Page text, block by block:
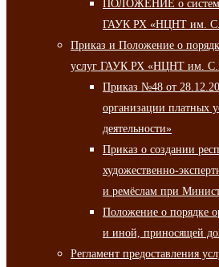
ПОЛОЖЕНИЕ о системе
ГАУК РХ «НЦНТ им.
Приказ и Положение о
услуг ГАУК РХ «НЦНТ им.
Приказ №48 от
организации платных
деятельности»
Приказ о создании
художественно-
и ремёслам при
Положение о порядке
и иной, приносящей
Регламент предоставления